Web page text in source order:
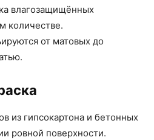
влагозащищённых
количестве.
от матовых до
из гипсокартона и бетонных
ровной поверхности.